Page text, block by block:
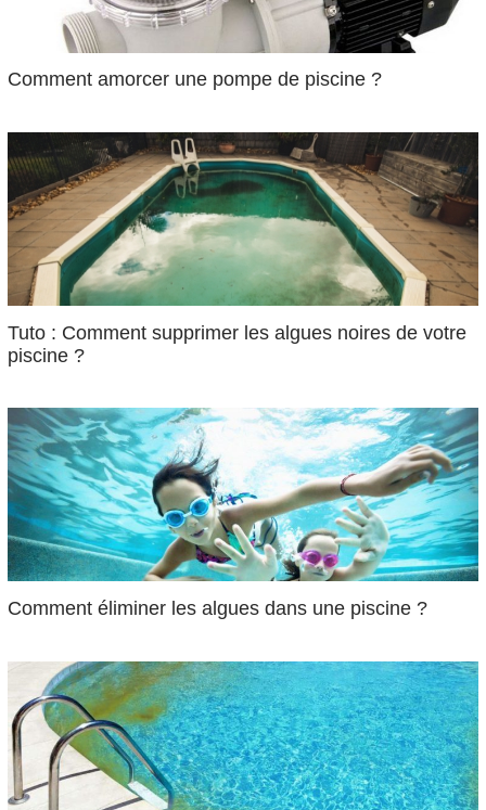
Comment amorcer une pompe de piscine ?
Tuto : Comment supprimer les algues noires de votre
piscine ?
Comment éliminer les algues dans une piscine ?